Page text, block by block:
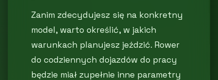
Zanim zdecydujesz się na konkretny
model, warto określić, w jakich
warunkach planujesz jeździć. Rower
do codziennych dojazdów do pracy
będzie miał zupełnie inne parametry